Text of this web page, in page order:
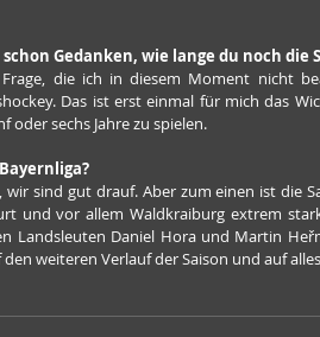
Gedanken, wie lange du noch
die ich in diesem Moment nicht
Das ist erst einmal für mich das
oder sechs Jahre zu spielen.
wir sind gut drauf. Aber zum einen ist die
und vor allem Waldkraiburg extrem
Landsleuten Daniel Hora und Martin
weiteren Verlauf der Saison und auf